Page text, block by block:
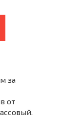
за
от